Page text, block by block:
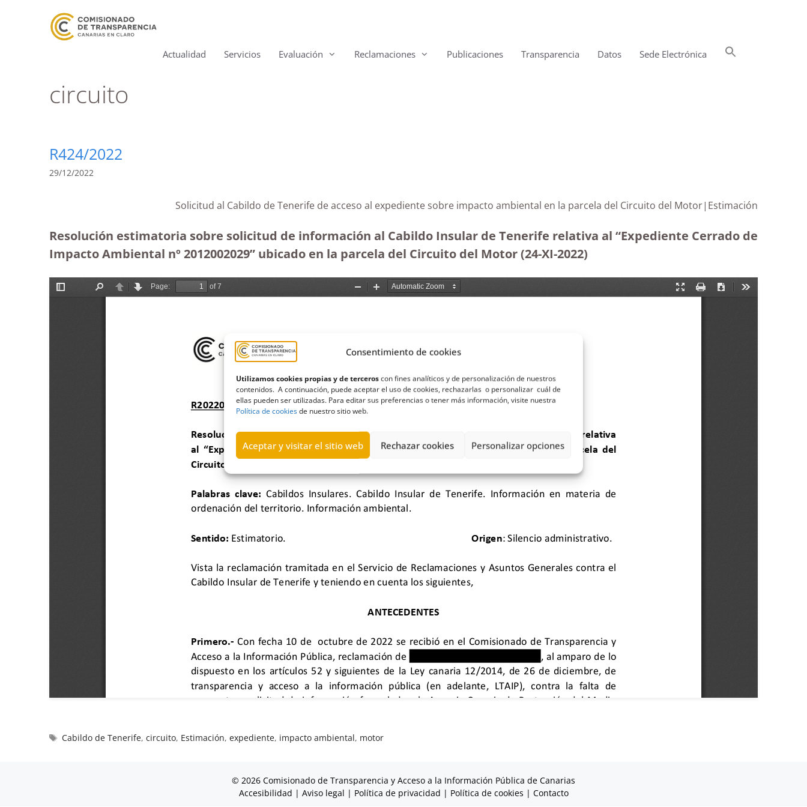
Consentimiento de cookies
Utilizamos cookies propias y de terceroscon fines analíticos y de personalización de nuestros
contenidos. A continuación, puede aceptar el uso de cookies, rechazarlas o personalizar cuál de
ellas pueden ser utilizadas. Para editar sus preferencias o tener más información, visite nuestra
Política de cookiesde nuestro sitio web.
Aceptar y visitar el sitio web Rechazar cookies Personalizar opciones
Actualidad Servicios Evaluación Reclamaciones Publicaciones Transparencia Datos Sede Electrónica
circuito
R424/2022
29/12/2022
Solicitud al Cabildo de Tenerife de acceso al expediente sobre impacto ambiental en la parcela del Circuito del Motor|Estimación
Resolución estimatoria sobre solicitud de información al Cabildo Insular de Tenerife relativa al “Expediente Cerrado de
Impacto Ambiental nº 2012002029” ubicado en la parcela del Circuito del Motor (24-XI-2022)
Cabildo de Tenerife,circuito, Estimación,expediente, impacto ambiental, motor
© 2026 Comisionado de Transparencia y Acceso a la Información Pública de Canarias
Accesibilidad | Aviso legal | Política de privacidad | Política de cookies | Contacto